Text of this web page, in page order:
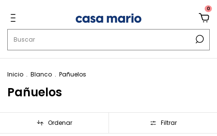
0
Inicio . Blanco . Pañuelos
Pañuelos
Ordenar Filtrar